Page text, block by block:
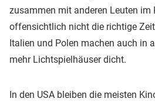
zusammen mit anderen Leuten im
offensichtlich nicht die richtige
Italien und Polen machen auch in
mehr Lichtspielhäuser dicht.
In den USA bleiben die meisten